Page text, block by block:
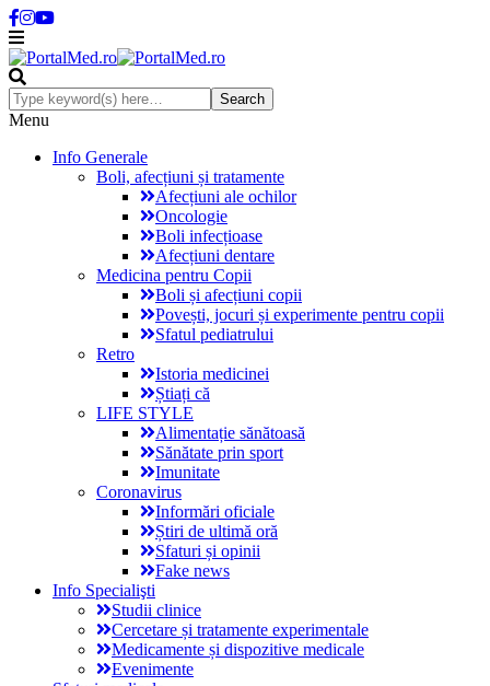
Menu
Info Generale
Boli, afecțiuni și tratamente
Afecțiuni ale ochilor
Oncologie
Boli infecțioase
Afecțiuni dentare
Medicina pentru Copii
Boli și afecțiuni copii
Povești, jocuri și experimente pentru copii
Sfatul pediatrului
Retro
Istoria medicinei
Știați că
LIFE STYLE
Alimentație sănătoasă
Sănătate prin sport
Imunitate
Coronavirus
Informări oficiale
Știri de ultimă oră
Sfaturi și opinii
Fake news
Info Specialişti
Studii clinice
Cercetare și tratamente experimentale
Medicamente și dispozitive medicale
Evenimente